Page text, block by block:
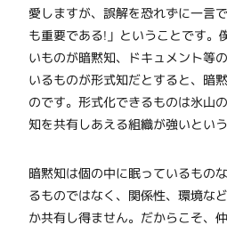
愛しますが、誤解を恐れずに一言
も重要である!」ということです。
いものが暗黙知、ドキュメント等
いるものが形式知だとすると、暗
のです。形式化できるものは氷山
知を共有しあえる組織が強いとい
暗黙知は個の中に眠っているもの
るものではなく、関係性、環境な
か共有し得ません。だからこそ、